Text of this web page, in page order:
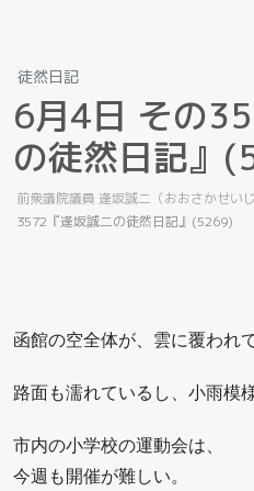
徒然日記
6月4日 その35
の徒然日記』 (
前衆議院議員 逢坂誠二（おおさかせいじ
3572『逢坂誠二の徒然日記』(5269)
函館の空全体が、雲に覆われ
路面も濡れているし、小雨模様
市内の小学校の運動会は、
今週も開催が難しい。